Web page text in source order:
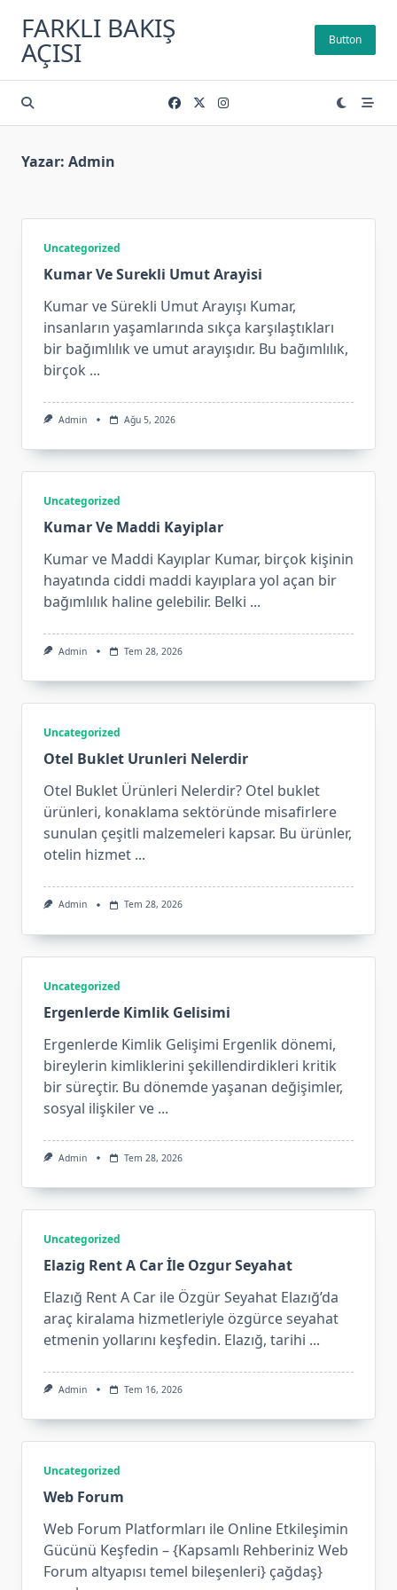
content
FARKLI BAKIŞ
AÇISI Button
Yazar: Admin
Uncategorized
Kumar Ve Surekli Umut Arayisi
Kumar ve Sürekli Umut Arayışı Kumar,
insanların yaşamlarında sıkça karşılaştıkları
bir bağımlılık ve umut arayışıdır. Bu bağımlılık,
birçok ...
Admin Ağu 5, 2026
Uncategorized
Kumar Ve Maddi Kayiplar
Kumar ve Maddi Kayıplar Kumar, birçok kişinin
hayatında ciddi maddi kayıplara yol açan bir
bağımlılık haline gelebilir. Belki ...
Admin Tem 28, 2026
Uncategorized
Otel Buklet Urunleri Nelerdir
Otel Buklet Ürünleri Nelerdir? Otel buklet
ürünleri, konaklama sektöründe misafirlere
sunulan çeşitli malzemeleri kapsar. Bu ürünler,
otelin hizmet ...
Admin Tem 28, 2026
Uncategorized
Ergenlerde Kimlik Gelisimi
Ergenlerde Kimlik Gelişimi Ergenlik dönemi,
bireylerin kimliklerini şekillendirdikleri kritik
bir süreçtir. Bu dönemde yaşanan değişimler,
sosyal ilişkiler ve ...
Admin Tem 28, 2026
Uncategorized
Elazig Rent A Car İle Ozgur Seyahat
Elazığ Rent A Car ile Özgür Seyahat Elazığ’da
araç kiralama hizmetleriyle özgürce seyahat
etmenin yollarını keşfedin. Elazığ, tarihi ...
Admin Tem 16, 2026
Uncategorized
Web Forum
Web Forum Platformları ile Online Etkileşimin
Gücünü Keşfedin – {Kapsamlı Rehberiniz Web
Forum altyapısı temel bileşenleri} çağdaş}